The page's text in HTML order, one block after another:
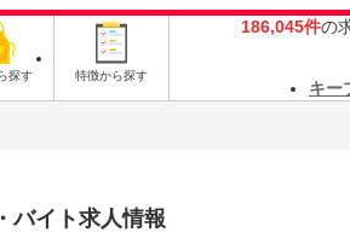
探す 特徴から探す
186,045件の
キー
バイト求人情報